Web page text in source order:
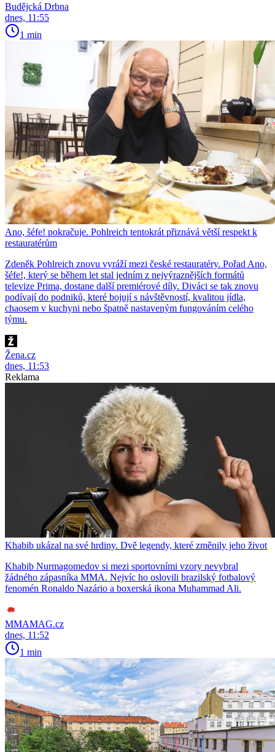
Budějcká Drbna
dnes, 11:55
1 min
Ano, šéfe! pokračuje. Pohlreich tentokrát přiznává větší respekt k
restauratérům
Zdeněk Pohlreich znovu vyráží mezi české restauratéry. Pořad Ano,
šéfe!, který se během let stal jedním z nejvýraznějších formátů
televize Prima, dostane další premiérové díly. Diváci se tak znovu
podívají do podniků, které bojují s návštěvností, kvalitou jídla,
chaosem v kuchyni nebo špatně nastaveným fungováním celého
týmu.
Žena.cz
dnes, 11:53
Reklama
Khabib ukázal na své hrdiny. Dvě legendy, které změnily jeho život
Khabib Nurmagomedov si mezi sportovními vzory nevybral
žádného zápasníka MMA. Nejvíc ho oslovili brazilský fotbalový
fenomén Ronaldo Nazário a boxerská ikona Muhammad Ali.
MMAMAG.cz
dnes, 11:52
1 min